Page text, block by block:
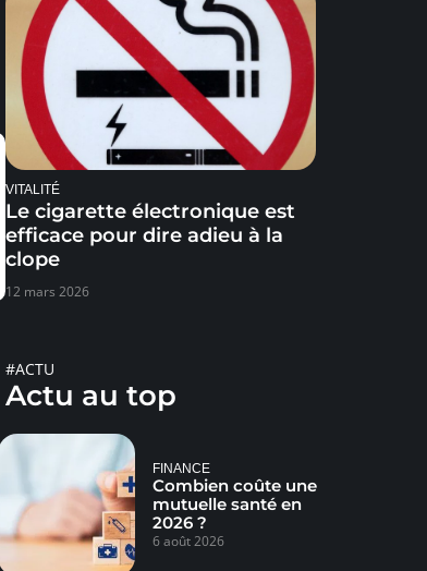
VITALITÉ
Le cigarette électronique est
efficace pour dire adieu à la
clope
12 mars 2026
#ACTU
Actu au top
FINANCE
Combien coûte une
mutuelle santé en
2026 ?
6 août 2026